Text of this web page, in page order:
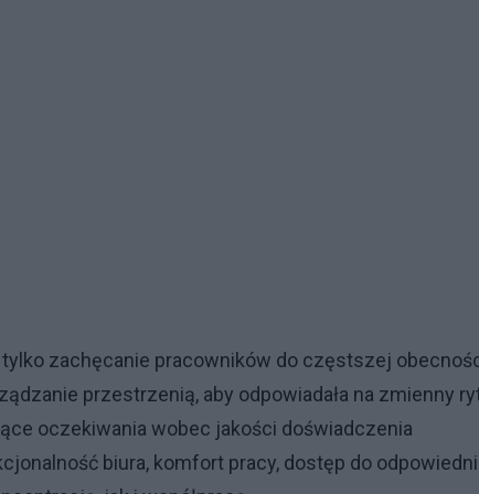
zachęcanie pracowników do częstszej
przestrzenią, aby odpowiadała na zmienny
oczekiwania wobec jakości doświadczenia
biura, komfort pracy, dostęp do